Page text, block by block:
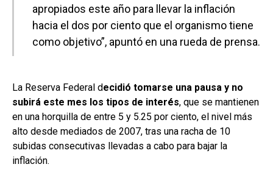
apropiados este año para llevar la inflación
hacia el dos por ciento que el organismo tiene
como objetivo”, apuntó en una rueda de prensa.
La Reserva Federal decidió tomarse una pausa y no
subirá este mes los tipos de interés, que se mantienen
en una horquilla de entre 5 y 5.25 por ciento, el nivel más
alto desde mediados de 2007, tras una racha de 10
subidas consecutivas llevadas a cabo para bajar la
inflación.